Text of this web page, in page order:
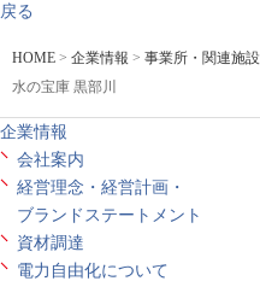
戻る
HOME > 企業情報 > 事業所・関連施設
水の宝庫 黒部川
企業情報
会社案内
経営理念・経営計画・
ブランドステートメント
資材調達
電力自由化について